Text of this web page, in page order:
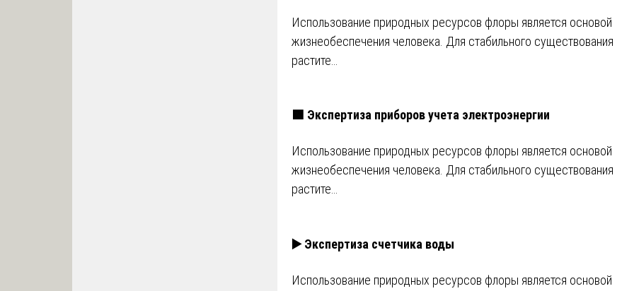
Использование природных ресурсов флоры является основой
жизнеобеспечения человека. Для стабильного существования
растите…
🟩 Экспертиза приборов учета электроэнергии
Использование природных ресурсов флоры является основой
жизнеобеспечения человека. Для стабильного существования
растите…
▶️ Экспертиза счетчика воды
Использование природных ресурсов флоры является основой